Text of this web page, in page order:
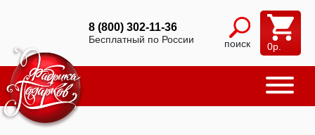
8 (800) 302-11-36
Бесплатный по России поиск 0р.